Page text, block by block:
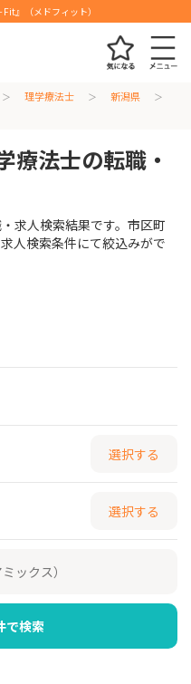
』（メドフィット）
理学療法士
新潟県
療法士の転職・
求人検索結果です。市区町
人検索条件にて絞込みがで
選択する
選択する
で検索